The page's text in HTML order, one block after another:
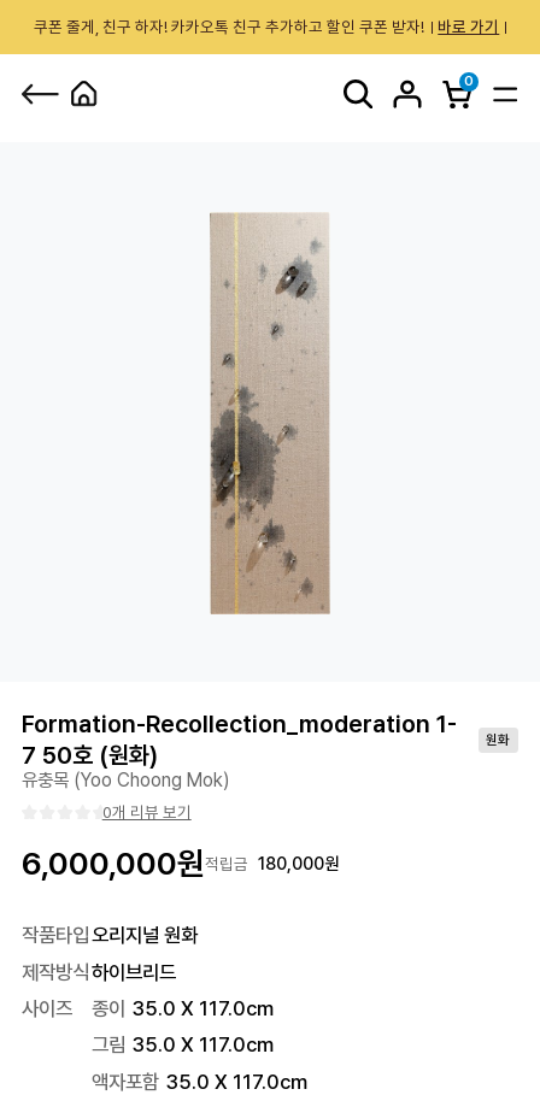
쿠폰 줄게, 친구 하자! 카카오톡 친구 추가하고 할인 쿠폰 받자! 바로 가기
0
Formation-Recollection_moderation 1-
7 50호 (원화)
원화
유충목 (Yoo Choong Mok)
0개 리뷰 보기
6,000,000원적립금 180,000원
작품타입오리지널 원화
제작방식하이브리드
사이즈
종이 35.0 X 117.0cm
그림 35.0 X 117.0cm
액자포함 35.0 X 117.0cm